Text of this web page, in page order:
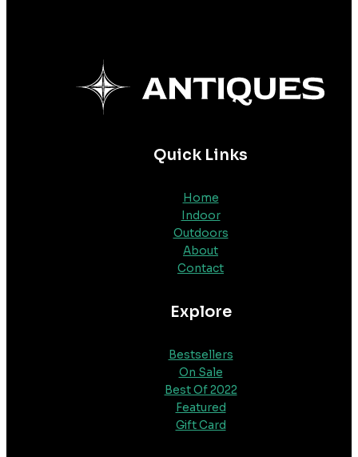
Quick Links
Home
Indoor
Outdoors
About
Contact
Explore
Bestsellers
On Sale
Best Of 2022
Featured
Gift Card